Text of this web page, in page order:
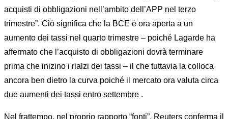
acquisti di obbligazioni nell’ambito dell’APP nel terzo
trimestre”. Ciò significa che la BCE è ora aperta a un
aumento dei tassi nel quarto trimestre – poiché Lagarde ha
affermato che l’acquisto di obbligazioni dovrà terminare
prima che inizino i rialzi dei tassi – il che tuttavia la colloca
ancora ben dietro la curva poiché il mercato ora valuta circa
due aumenti dei tassi entro settembre .
Nel frattempo, nel proprio rapporto “fonti”, Reuters conferma il